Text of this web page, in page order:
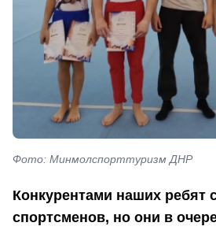
Фото: Минмолспорттуризм ДНР
Конкурентами наших ребят
спортсменов, но они в